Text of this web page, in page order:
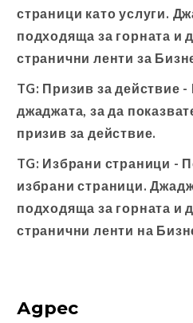
страници като услуги.
подходяща за горната и
странични ленти за
TG: Призив за действие -
джаджата, за да
призив за действие.
TG: Избрани страници -
избрани страници.
подходяща за горната и
странични ленти на
Адрес